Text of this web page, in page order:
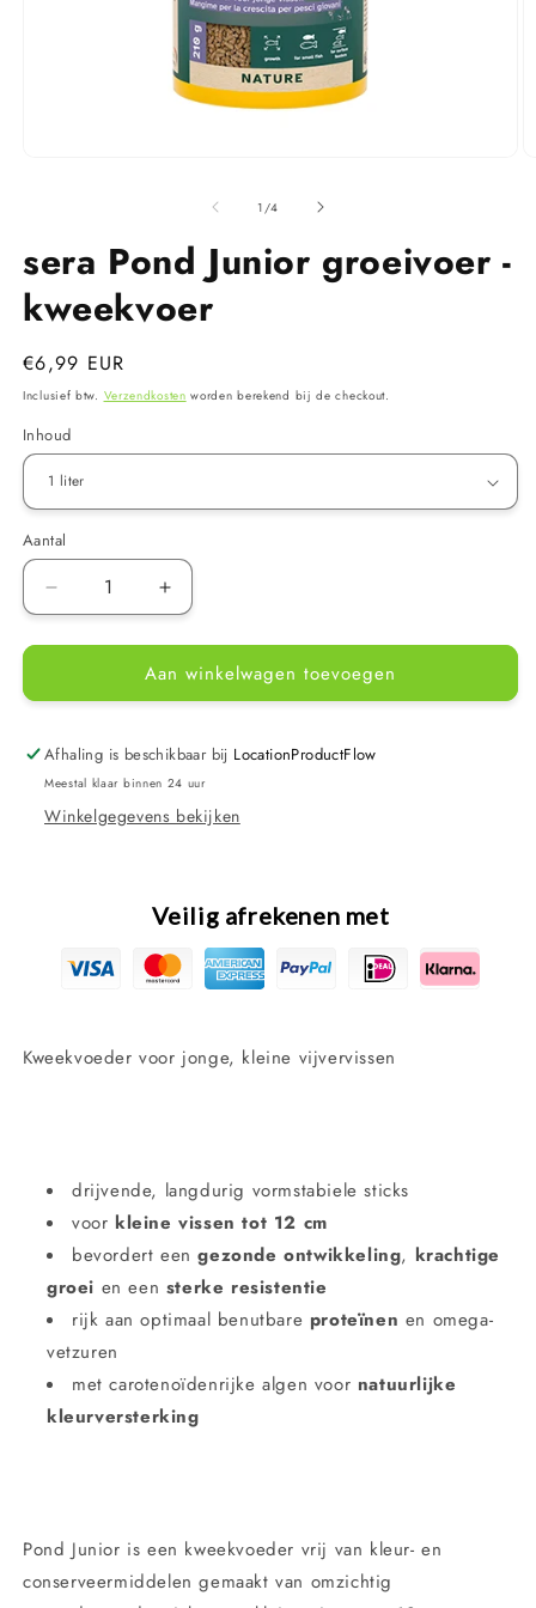
1 /van
4
sera Pond Junior groeivoer -
kweekvoer
Normale
prijs
€6,99 EUR
Inclusief btw. Verzendkosten worden berekend bij de checkout.
Inhoud
Aantal
Aantal
verlagen
voor
Pond
groeivoer
-
Aantal
verhogen
voor
sera
Pond
groeivoer
-
Aan winkelwagen toevoegen
Afhaling is beschikbaar bij LocationProductFlow
Meestal klaar binnen 24 uur
Winkelgegevens bekijken
Veilig afrekenen met
Kweekvoeder voor jonge, kleine vijvervissen
drijvende, langdurig vormstabiele sticks
voor kleine vissen tot 12 cm
bevordert een gezonde ontwikkeling, krachtige
groei en een sterke resistentie
rijk aan optimaal benutbare proteïnen en omega-
vetzuren
met carotenoïdenrijke algen voor natuurlijke
kleurversterking
Pond Junior is een kweekvoeder vrij van kleur- en
conserveermiddelen gemaakt van omzichtig